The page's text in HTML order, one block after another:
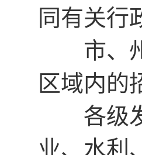
同有关行
市、州
区域内的
各级发
业、水利